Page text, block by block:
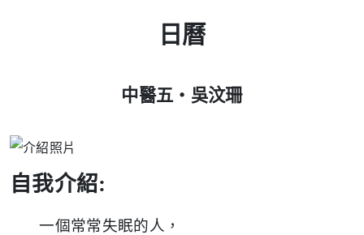
日曆
中醫五 ‧吳汶珊
自我介紹:
一個常常失眠的人，